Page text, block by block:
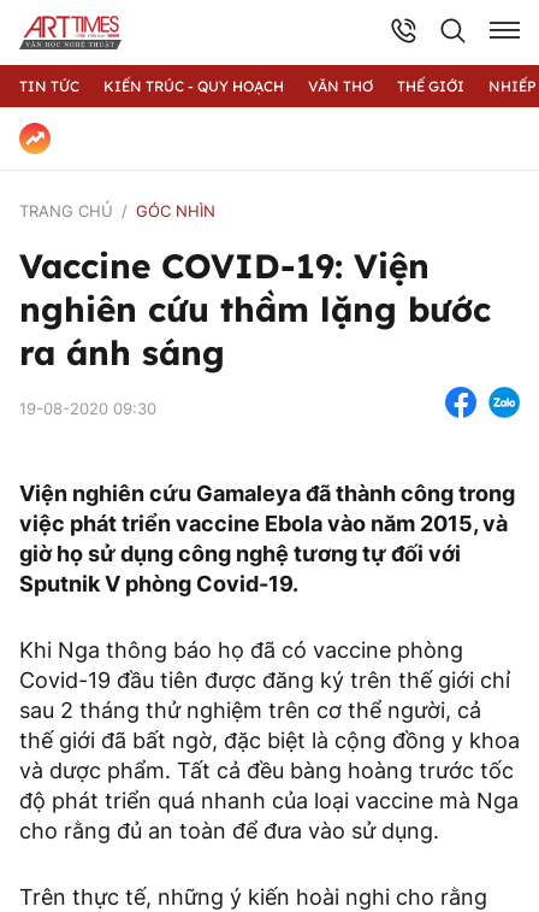
TIN TỨC KIẾN TRÚC - QUY HOẠCH VĂN THƠ THẾ GIỚI
TRANG CHỦ GÓC NHÌN
Vaccine COVID-19: Viện
nghiên cứu thầm lặng bước
ra ánh sáng
19-08-2020 09:30
Viện nghiên cứu Gamaleya đã thành công trong
việc phát triển vaccine Ebola vào năm 2015, và
giờ họ sử dụng công nghệ tương tự đối với
Sputnik V phòng Covid-19.
Khi Nga thông báo họ đã có vaccine phòng
Covid-19 đầu tiên được đăng ký trên thế giới chỉ
sau 2 tháng thử nghiệm trên cơ thể người, cả
thế giới đã bất ngờ, đặc biệt là cộng đồng y khoa
và dược phẩm. Tất cả đều bàng hoàng trước tốc
độ phát triển quá nhanh của loại vaccine mà Nga
cho rằng đủ an toàn để đưa vào sử dụng.
Trên thực tế, những ý kiến hoài nghi cho rằng